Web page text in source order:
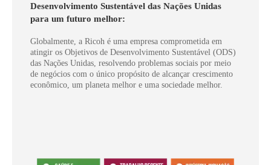
Desenvolvimento Sustentável das Nações Unidas
para um futuro melhor:
Globalmente, a Ricoh é uma empresa comprometida em
atingir os Objetivos de Desenvolvimento Sustentável (ODS)
das Nações Unidas, resolvendo problemas sociais por meio
de negócios com o único propósito de alcançar crescimento
econômico, um planeta melhor e uma sociedade melhor.